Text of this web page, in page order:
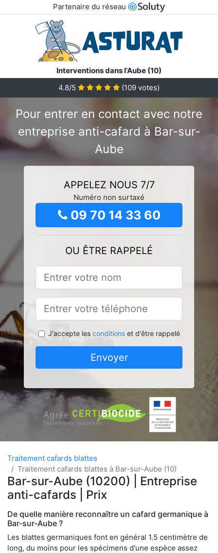
Partenaire du réseau
Interventions dans l'Aube (10)
4.8/5
(109 votes)
Pour entrer en contact avec notre
entreprise anti-cafard à Bar-sur-
Aube
APPELEZ NOUS 7/7
Numéro non surtaxé
09 70 14 33 60
OU ÊTRE RAPPELÉ
J'accepte les conditionset d'être rappelé
Envoyer
Traitement cafards blattes
Traitement cafards blattes à Bar-sur-Aube (10)
Bar-sur-Aube (10200) | Entreprise
anti-cafards | Prix
De quelle manière reconnaître un cafard germanique à
Bar-sur-Aube ?
Les blattes germaniques font en général 1.5 centimètre de
long, du moins pour les spécimens d'une espèce assez